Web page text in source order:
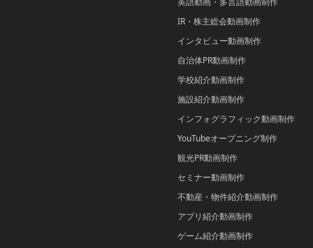
IR・株主総会動画制作
インタビュー動画制作
自治体PR動画制作
学校紹介動画制作
施設紹介動画制作
インフォグラフィック動画制作
YouTubeオープニング制作
観光PR動画制作
セミナー動画制作
不動産・物件紹介動画制作
アプリ紹介動画制作
ゲーム紹介動画制作